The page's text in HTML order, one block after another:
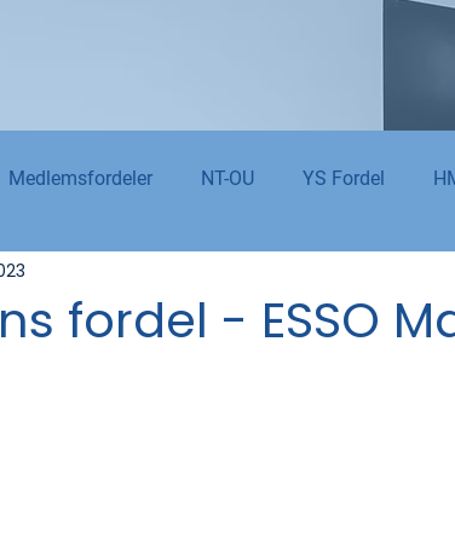
Medlemsfordeler NT-OU YS Fordel
fordel - ESSO